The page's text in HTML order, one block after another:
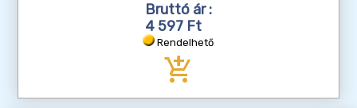
Bruttó ár :
4 597 Ft
Rendelhető
add_shopping_cart